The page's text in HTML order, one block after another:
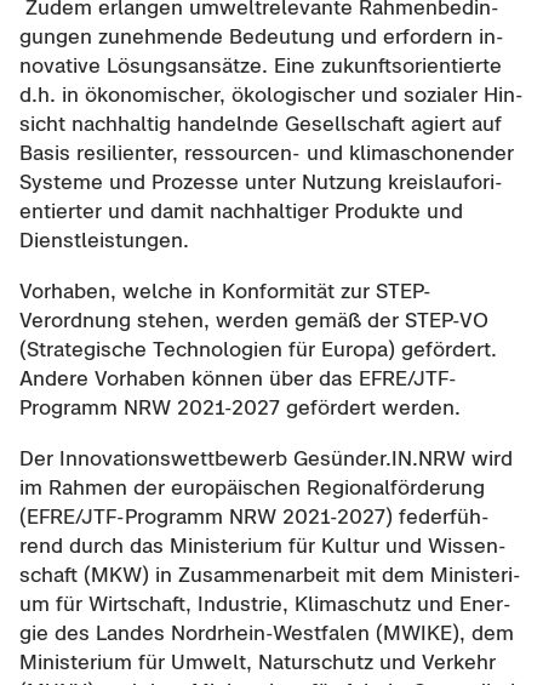
Zudem er­lan­gen um­welt­re­le­van­te Rah­men­be­din­
gun­gen zu­neh­men­de Be­deu­tung und er­for­dern in­
no­va­ti­ve Lö­sungs­an­sät­ze. Eine zu­kunfts­ori­en­tier­te
d.h. in öko­no­mi­scher, öko­lo­gi­scher und so­zia­ler Hin­
sicht nach­hal­tig han­deln­de Ge­sell­schaft agiert auf
Basis re­si­li­en­ter, ressourcen-​ und kli­ma­scho­nen­der
Sys­te­me und Pro­zes­se unter Nut­zung kreis­lauf­ori­
en­tier­ter und damit nach­hal­ti­ger Pro­duk­te und
Dienst­leis­tun­gen.
Vor­ha­ben, wel­che in Kon­for­mi­tät zur STEP-​
Verordnung ste­hen, wer­den gemäß der STEP-​VO
(Stra­te­gi­sche Tech­no­lo­gien für Eu­ro­pa) ge­för­dert.
An­de­re Vor­ha­ben kön­nen über das EFRE/JTF-​
Programm NRW 2021-​2027 ge­för­dert wer­den.
Der In­no­va­ti­ons­wett­be­werb Ge­sün­der.IN.NRW wird
im Rah­men der eu­ro­päi­schen Re­gio­nal­för­de­rung
(EFRE/JTF-​Programm NRW 2021-​2027) fe­der­füh­
rend durch das Mi­nis­te­ri­um für Kul­tur und Wis­sen­
schaft (MKW) in Zu­sam­men­ar­beit mit dem Mi­nis­te­ri­
um für Wirt­schaft, In­dus­trie, Kli­ma­schutz und En­er­
gie des Lan­des Nordrhein-​Westfalen (MWIKE), dem
Mi­nis­te­ri­um für Um­welt, Na­tur­schutz und Ver­kehr